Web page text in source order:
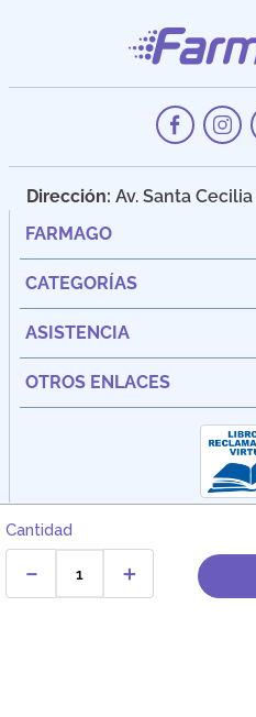
Cantidad
＋
－
Dirección: Av. Santa
FARMAGO
CATEGORÍAS
ASISTENCIA
OTROS ENLACES